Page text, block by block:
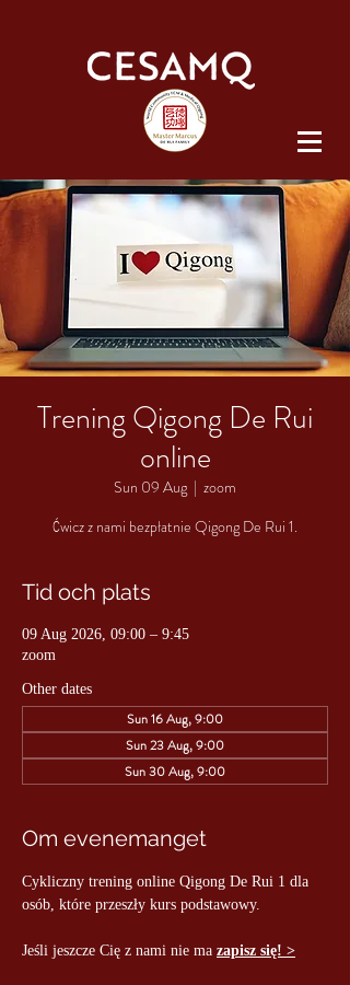
Trening Qigong De Rui
online
Sun 09 Aug
  |
zoom
Ćwicz z nami bezpłatnie Qigong De Rui 1.
Tid och plats
09 Aug 2026, 09:00 – 9:45
zoom
Other dates
Sun 16 Aug, 9:00
Sun 23 Aug, 9:00
Sun 30 Aug, 9:00
Om evenemanget
Cykliczny trening online Qigong De Rui 1 dla
osób, które przeszły kurs podstawowy.
Jeśli jeszcze Cię z nami nie ma zapisz się! >